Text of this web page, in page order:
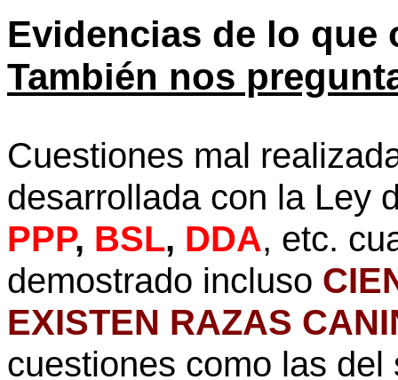
Evidencias de lo
También nos
Cuestiones mal
desarrollada con la Ley
PPP, BSL, DDA, etc.
demostrado incluso
EXISTEN RAZAS
cuestiones como las